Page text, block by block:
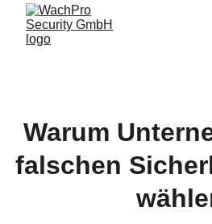
Warum
falschen